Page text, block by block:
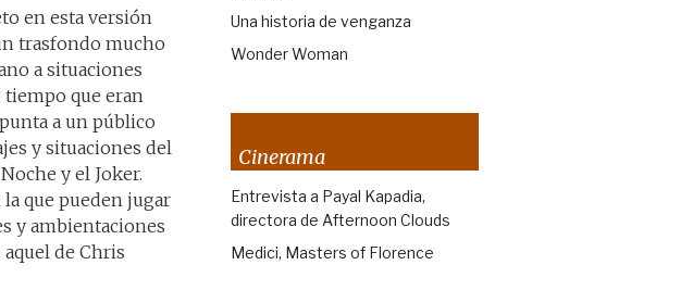
en esta versión
trasfondo mucho
a situaciones
tiempo que eran
a un público
y situaciones del
y el Joker.
que pueden jugar
y ambientaciones
de Chris
Una historia de venganza
Wonder Woman
Cinerama
Entrevista a Payal Kapadia,
directora de Afternoon Clouds
Medici, Masters of Florence